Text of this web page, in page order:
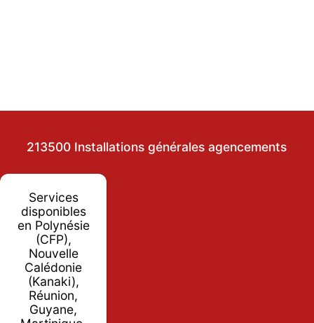
213500 Installations générales agencements
Services
disponibles
en Polynésie
(CFP),
Nouvelle
Calédonie
(Kanaki),
Réunion,
Guyane,